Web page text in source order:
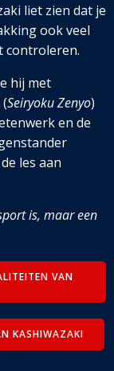
liet zien dat je
ook veel
controleren.
hij met
Seiryoku Zenyo)
en de
les aan
is, maar een
VAN
KASHIWAZAKI